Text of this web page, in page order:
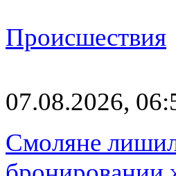
Происшествия
07.08.2026,
Смоляне